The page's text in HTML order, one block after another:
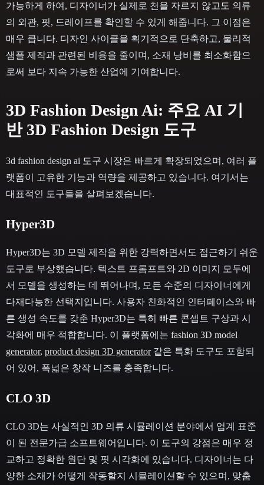
가능하게 하여, 디자이너가 실제로 천을 자르지 않고도 의류
의 외관, 핏, 드레이프를 확인할 수 있게 해줍니다. 그 이점은
매우 큽니다. 디자인 사이클을 획기적으로 단축하고, 물리적
샘플 제작과 관련된 비용을 줄이며, 소재 낭비를 최소화함으
로써 보다 지속 가능한 산업에 기여합니다.
3D Fashion Design Ai: 주요 AI 기
반 3D Fashion Design 도구
3d fashion design ai 도구 시장은 빠르게 확장되었으며, 여러 플
랫폼이 고유한 기능과 역량을 제공하고 있습니다. 여기서는
대표적인 도구들을 살펴보겠습니다.
Hyper3D
Hyper3D는 3D 모델 제작을 위한 강력하면서도 접근하기 쉬운
도구로 부상했습니다. 텍스트 프롬프트와 2D 이미지 모두에
서 모델을 생성하는 데 뛰어나며, 모든 수준의 디자이너에게
다재다능한 선택지입니다. 사용자 친화적인 인터페이스와 빠
른 생성 속도를 갖춘 Hyper3D는 특히 빠른 콘셉트 구상과 시
각화에 매우 적합합니다. 이 플랫폼에는 fashion 3D model
generator, product design 3D generator같은 특화 도구도 포함되
어 있어, 폭넓은 창작 니즈를 충족합니다.
CLO 3D
CLO 3D는 사실적인 3D 의류 시뮬레이션 분야에서 업계 표준
이 된 전문가급 소프트웨어입니다. 이 도구의 강점은 매우 정
교하고 정확한 원단 및 핏 시각화에 있습니다. 디자이너는 다
양한 소재가 어떻게 작동할지 시뮬레이션할 수 있으며, 맞춤